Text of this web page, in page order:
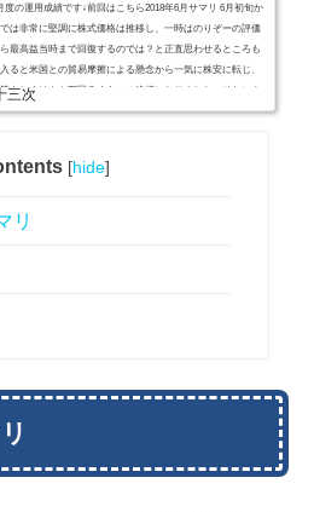
度の運用成績です↓前回はこちら2018年6月サマリ 6月初旬か
は非常に堅調に株式価格は推移し、一時はのりぞーの評価
最高益当時まで回復するのでは？と正直思わせるところも
ると米国との貿易摩擦による懸念から一気に株安に転じ、
もしくはやや下回るくらいの終値になりました。それによ
た分についてはほぼマイナスを計上、全体としても3ヶ月
三次
[hide]
リ